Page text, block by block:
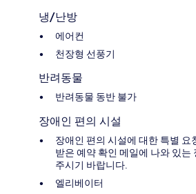
냉/난방
에어컨
천장형 선풍기
반려동물
반려동물 동반 불가
장애인 편의 시설
장애인 편의 시설에 대한 특별 요
받은 예약 확인 메일에 나와 있는
주시기 바랍니다.
엘리베이터